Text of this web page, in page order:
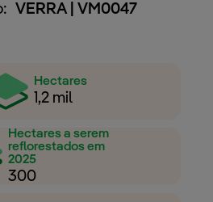
VERRA | VM0047
Hectares
1,2 mil
Hectares a serem
reflorestados em
2025
300